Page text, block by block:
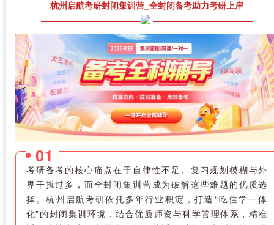
杭州启航考研封闭集训营_全封闭备考助力考研上岸
01
考研备考的核心痛点在于自律性不足、复习规划模糊与外
界干扰过多，而全封闭集训营成为破解这些难题的优质选
择。杭州启航考研依托多年行业积淀，打造“吃住学一体
化”的封闭集训环境，结合优质师资与科学管理体系，精准